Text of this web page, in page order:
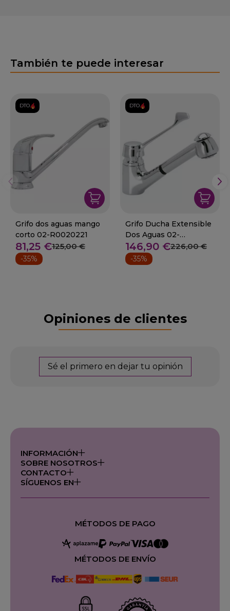
También te puede interesar
DTO.
Grifo dos aguas mango
corto 02-R0020221
81,25 €125,00 €
-35%
DTO.
Grifo Ducha Extensible
Dos Aguas 02-
R0020223
146,90 €226,00 €
-35%
Opiniones de clientes
Sé el primero en dejar tu opinión
INFORMACIÓN
SOBRE NOSOTROS
CONTACTO
SÍGUENOS EN
MÉTODOS DE PAGO
MÉTODOS DE ENVÍO